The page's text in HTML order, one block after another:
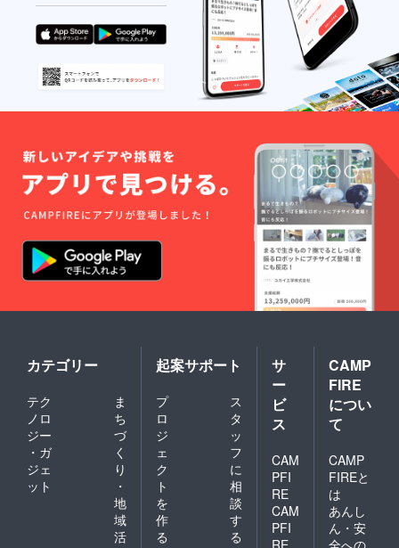
カテゴリー
テク
ノロ
ジー
・ガ
ジェ
ット
ま
ち
づ
く
り
・
地
域
活
起案サポート
プ
ロ
ジ
ェ
ク
ト
を
作
る
ス
タ
ッ
フ
に
相
談
す
る
サ
ー
ビ
ス
CAM
PFI
RE
CAM
PFI
RE
CAMP
FIRE
につい
て
CAMP
FIREと
は
あんし
ん・安
全への